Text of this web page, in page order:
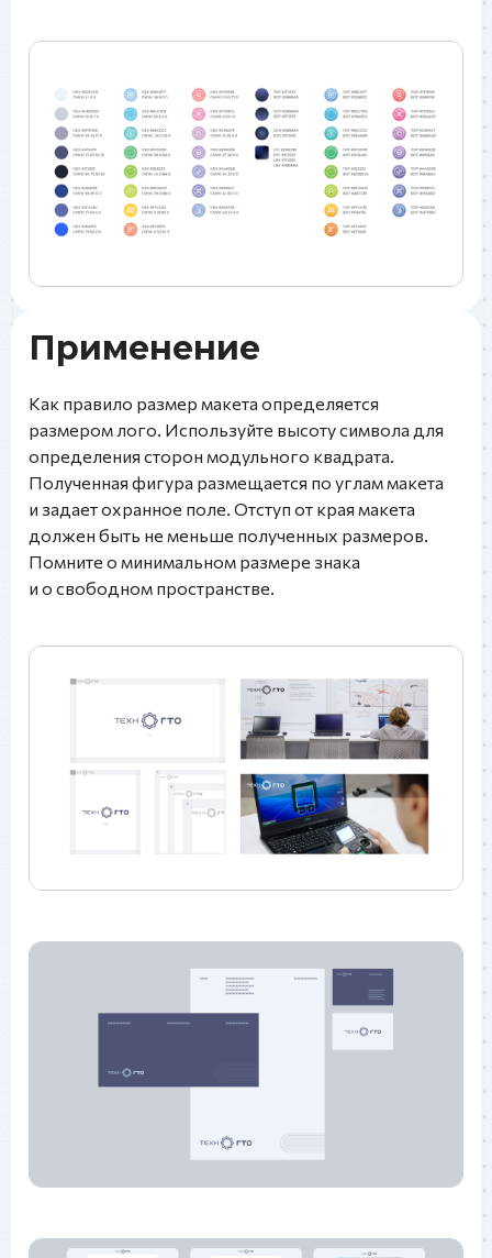
Применение
Как правило размер макета определяется
размером лого. Используйте высоту символа для
определения сторон модульного квадрата.
Полученная фигура размещается по углам макета
и задает охранное поле. Отступ от края макета
должен быть не меньше полученных размеров.
Помните о минимальном размере знака
и о свободном пространстве.